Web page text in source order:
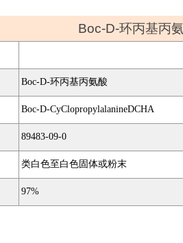
Boc-D-环丙基丙
Boc-D-环丙基丙氨酸
Boc-D-CyClopropylalanineDCHA
89483-09-0
类白色至白色固体或粉末
97%